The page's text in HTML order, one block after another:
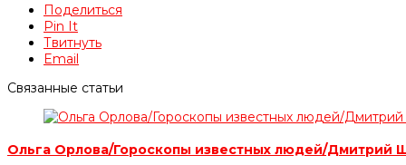
Поделиться
Pin It
Твитнуть
Email
Связанные статьи
Ольга Орлова/Гороскопы известных людей/Дмитрий